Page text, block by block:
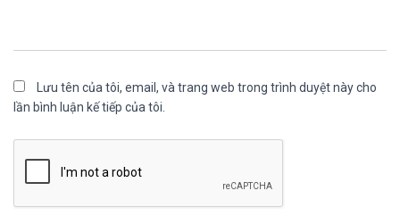
Lưu tên của tôi, email, và trang web trong trình duyệt này cho
lần bình luận kế tiếp của tôi.